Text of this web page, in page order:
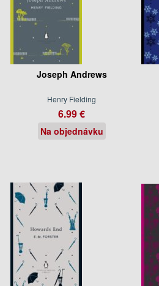
Joseph Andrews
Henry Fielding
6.99 €
Na objednávku